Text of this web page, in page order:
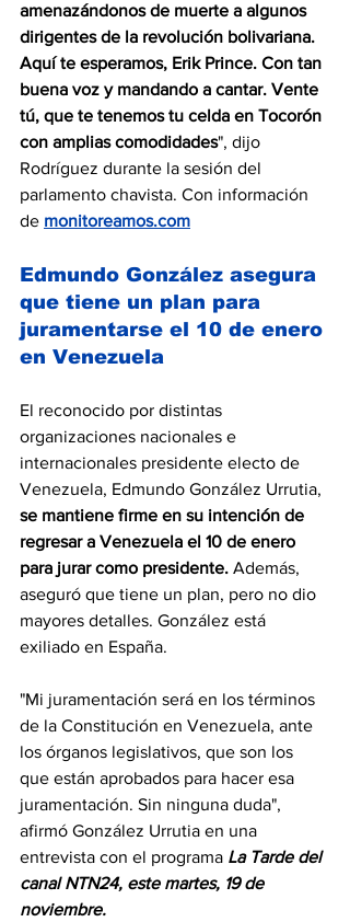
amenazándonos de muerte a algunos
dirigentes de la revolución bolivariana.
Aquí te esperamos, Erik Prince. Con tan
buena voz y mandando a cantar. Vente
tú, que te tenemos tu celda en Tocorón
con amplias comodidades", dijo
Rodríguez durante la sesión del
parlamento chavista. Con información
de monitoreamos.com
Edmundo González asegura
que tiene un plan para
juramentarse el 10 de enero
en Venezuela
El reconocido por distintas
organizaciones nacionales e
internacionales presidente electo de
Venezuela, Edmundo González Urrutia,
se mantiene firme en su intención de
regresar a Venezuela el 10 de enero
para jurar como presidente. Además,
aseguró que tiene un plan, pero no dio
mayores detalles. González está
exiliado en España.
"Mi juramentación será en los términos
de la Constitución en Venezuela, ante
los órganos legislativos, que son los
que están aprobados para hacer esa
juramentación. Sin ninguna duda",
afirmó González Urrutia en una
entrevista con el programa La Tarde del
canal NTN24, este martes, 19 de
noviembre.